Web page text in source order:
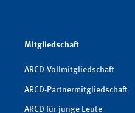
Mitgliedschaft
ARCD-Vollmitgliedschaft
ARCD-Partnermitgliedschaft
ARCD für junge Leute